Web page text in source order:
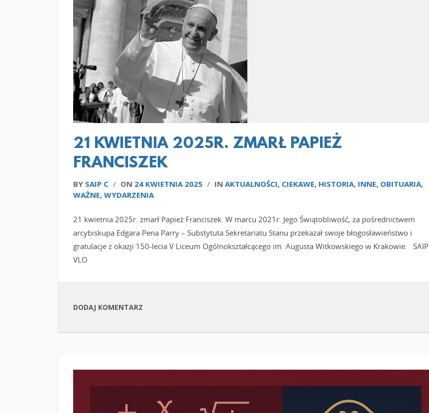
CZYTAJ WIĘCEJ
21 KWIETNIA 2025R. ZMARŁ PAPIEŻ
FRANCISZEK
BY SAIP C / ON 24 KWIETNIA 2025 / IN AKTUALNOŚCI, CIEKAWE, HISTORIA, INNE, OBITUARIA,
WAŻNE, WYDARZENIA
21 kwietnia 2025r. zmarł Papież Franciszek. W marcu 2021r. Jego Świątobliwość, za pośrednictwem
arcybiskupa Edgara Pena Parry – Substytuta Sekretariatu Stanu przekazał swoje błogosławieństwo i
gratulacje z okazji 150-lecia V Liceum Ogólnokształcącego im. Augusta Witkowskiego w Krakowie. SAIP
VLO
DODAJ KOMENTARZ